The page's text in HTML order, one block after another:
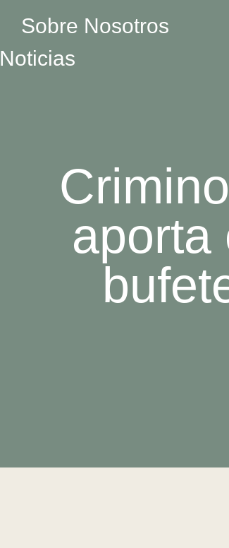
Sobre Nosotros
Noticias
aporta